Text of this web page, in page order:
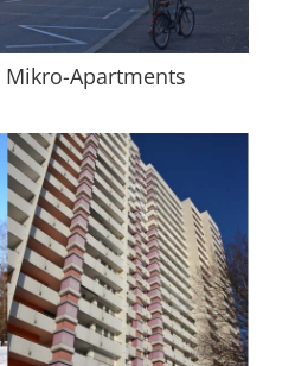
Apartments